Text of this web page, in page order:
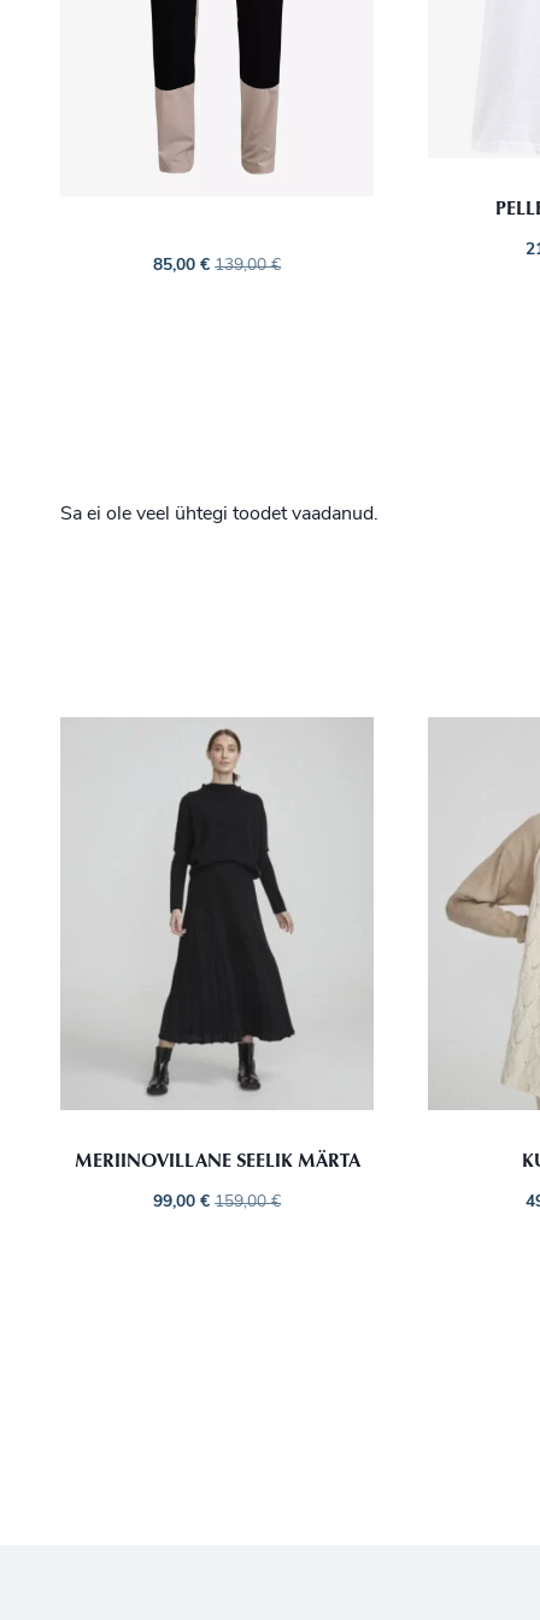
85,00€ 139,00€
Sa ei ole veel ühtegi toodet vaadanud.
MERIINOVILLANE SEELIK MÄRTA
99,00€ 159,00€